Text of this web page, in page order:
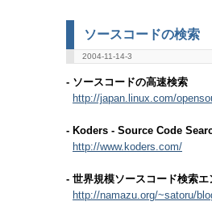
ソースコードの検索
2004-11-14-3
- ソースコードの高速検索
http://japan.linux.com/
- Koders - Source Code
http://www.koders.com/
- 世界規模ソースコード検索
http://namazu.org/~satoru/